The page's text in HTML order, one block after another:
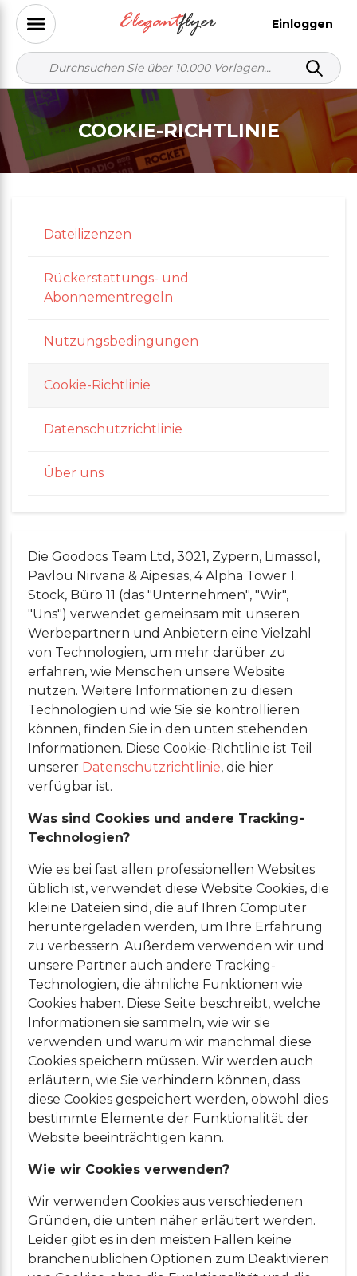
Einloggen
COOKIE-RICHTLINIE
Dateilizenzen
Rückerstattungs- und
Abonnementregeln
Nutzungsbedingungen
Cookie-Richtlinie
Datenschutzrichtlinie
Über uns
Die Goodocs Team Ltd, 3021, Zypern, Limassol,
Pavlou Nirvana & Aipesias, 4 Alpha Tower 1.
Stock, Büro 11 (das "Unternehmen", "Wir",
"Uns") verwendet gemeinsam mit unseren
Werbepartnern und Anbietern eine Vielzahl
von Technologien, um mehr darüber zu
erfahren, wie Menschen unsere Website
nutzen. Weitere Informationen zu diesen
Technologien und wie Sie sie kontrollieren
können, finden Sie in den unten stehenden
Informationen. Diese Cookie-Richtlinie ist Teil
unserer Datenschutzrichtlinie, die hier
verfügbar ist.
Was sind Cookies und andere Tracking-
Technologien?
Wie es bei fast allen professionellen Websites
üblich ist, verwendet diese Website Cookies, die
kleine Dateien sind, die auf Ihren Computer
heruntergeladen werden, um Ihre Erfahrung
zu verbessern. Außerdem verwenden wir und
unsere Partner auch andere Tracking-
Technologien, die ähnliche Funktionen wie
Cookies haben. Diese Seite beschreibt, welche
Informationen sie sammeln, wie wir sie
verwenden und warum wir manchmal diese
Cookies speichern müssen. Wir werden auch
erläutern, wie Sie verhindern können, dass
diese Cookies gespeichert werden, obwohl dies
bestimmte Elemente der Funktionalität der
Website beeinträchtigen kann.
Wie wir Cookies verwenden?
Wir verwenden Cookies aus verschiedenen
Gründen, die unten näher erläutert werden.
Leider gibt es in den meisten Fällen keine
branchenüblichen Optionen zum Deaktivieren